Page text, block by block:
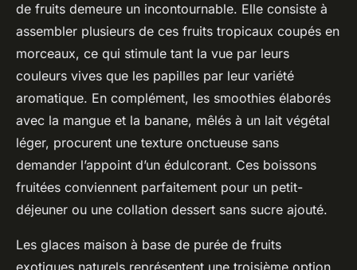
de fruits demeure un incontournable. Elle consiste à
assembler plusieurs de ces fruits tropicaux coupés en
morceaux, ce qui stimule tant la vue par leurs
couleurs vives que les papilles par leur variété
aromatique. En complément, les smoothies élaborés
avec la mangue et la banane, mêlés à un lait végétal
léger, procurent une texture onctueuse sans
demander l’appoint d’un édulcorant. Ces boissons
fruitées conviennent parfaitement pour un petit-
déjeuner ou une collation dessert sans sucre ajouté.
Les glaces maison à base de purée de fruits